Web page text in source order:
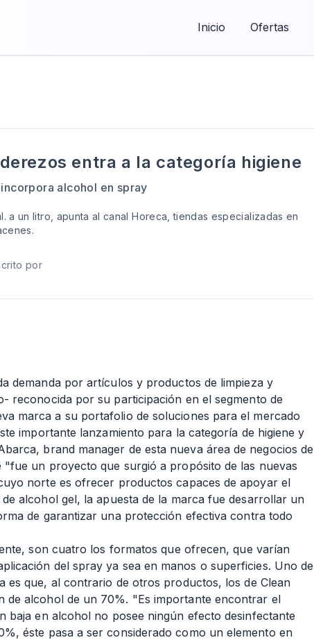
Inicio Ofertas
entra a la categoría higiene
alcohol en spray
a un litro, apunta al canal Horeca, tiendas especializadas en
por
demanda por artículos y productos de limpieza y
reconocida por su participación en el segmento de
marca a su portafolio de soluciones para el mercado
importante lanzamiento para la categoría de higiene y
brand manager de esta nueva área de negocios de
un proyecto que surgió a propósito de las nuevas
norte es ofrecer productos capaces de apoyar el
alcohol gel, la apuesta de la marca fue desarrollar un
de garantizar una protección efectiva contra todo
son cuatro los formatos que ofrecen, que varían
del spray ya sea en manos o superficies. Uno de
es que, al contrario de otros productos, los de Clean
de alcohol de un 70%. "Es importante encontrar el
baja en alcohol no posee ningún efecto desinfectante
éste pasa a ser considerado como un elemento en